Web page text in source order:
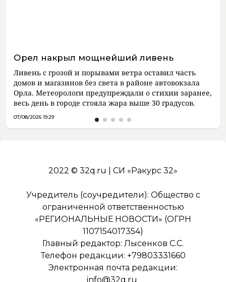
Орел накрыл мощнейший ливень
Ливень с грозой и порывами ветра оставил часть
домов и магазинов без света в районе автовокзала
Орла. Метеорологи предупреждали о стихии заранее,
весь день в городе стояла жара выше 30 градусов.
07/08/2026 19:29
2022 © 32q.ru | СИ «Ракурс 32»
Учредитель (соучредители): Общество с
ограниченной ответственностью
«РЕГИОНАЛЬНЫЕ НОВОСТИ» (ОГРН
1107154017354)
Главный редактор: Лысенков С.С.
Телефон редакции: +79803331660
Электронная почта редакции:
info@32q.ru